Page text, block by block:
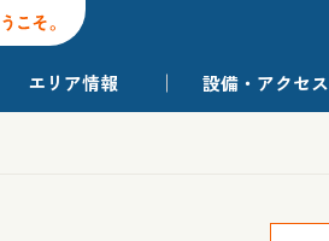
エリア情報 設備・アクセス